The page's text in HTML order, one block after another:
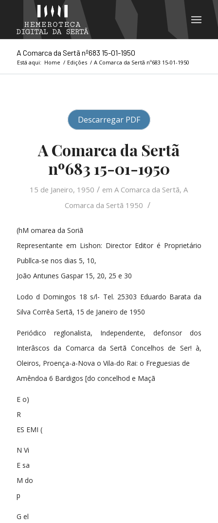
A Comarca da Sertã nº683 15-01-1950
Está aqui: Home / Edições / A Comarca da Sertã nº683 15-01-1950
Descarregar PDF
A Comarca da Sertã
nº683 15-01-1950
15 de Janeiro, 1950 / emA Comarca da Sertã,A
Comarca da Sertã 1950 /
(hM omarea da Soriã
Representante em Lishon: Director Editor é Proprietário
Publlca-se nos dias 5, 10,
João Antunes Gaspar 15, 20, 25 e 30
Lodo d Domingos 18 s/l- Tel. 25303 Eduardo Barata da
Silva Corrêa Sertã, 15 de Janeiro de 1950
Periódico reglonalista, Independente, defonsor dos
Interâscos da Comarca da Sertã Concelhos de Ser! à,
Oleiros, Proença-a-Nova o Vila-do Rai: o Freguesias de
Amêndoa 6 Bardigos [do concelhod e Maçã
E o)
R
ES EMI (
N Vi
E sa
M do
p
G el